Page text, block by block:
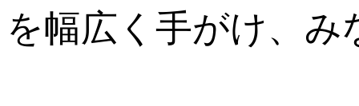
を幅広く手がけ、